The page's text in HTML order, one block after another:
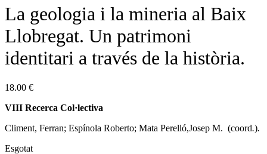
La geologia i la mineria al Baix
Llobregat. Un patrimoni
identitari a través de la història.
18.00 €
VIII Recerca Col·lectiva
Climent, Ferran; Espínola Roberto; Mata Perelló,Josep M. (coord.).
Esgotat